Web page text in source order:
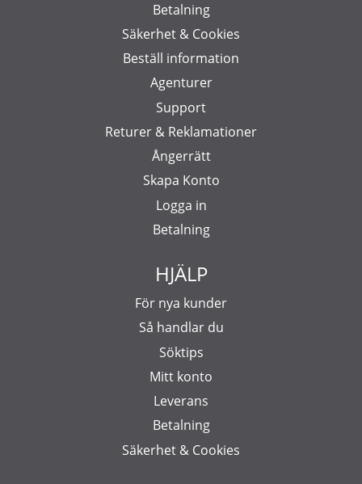
Betalning
Säkerhet & Cookies
Beställ information
Agenturer
Support
Returer & Reklamationer
Ångerrätt
Skapa Konto
Logga in
Betalning
HJÄLP
För nya kunder
Så handlar du
Söktips
Mitt konto
Leverans
Betalning
Säkerhet & Cookies